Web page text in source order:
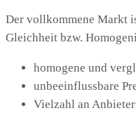
Der vollkommene Markt
Gleichheit bzw.
homogene und
unbeeinflussbare
Vielzahl an